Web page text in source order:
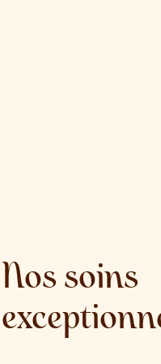
Nos soins